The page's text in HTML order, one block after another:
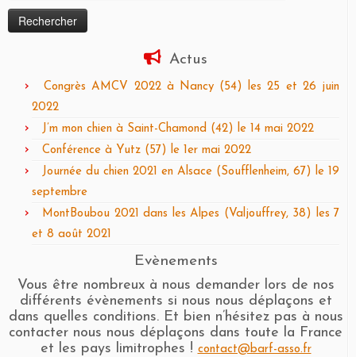
Actus
Congrès AMCV 2022 à Nancy (54) les 25 et 26 juin
2022
J’m mon chien à Saint-Chamond (42) le 14 mai 2022
Conférence à Yutz (57) le 1er mai 2022
Journée du chien 2021 en Alsace (Soufflenheim, 67) le 19
septembre
MontBoubou 2021 dans les Alpes (Valjouffrey, 38) les 7
et 8 août 2021
Evènements
Vous être nombreux à nous demander lors de nos
différents évènements si nous nous déplaçons et
dans quelles conditions. Et bien n’hésitez pas à nous
contacter nous nous déplaçons dans toute la France
et les pays limitrophes ! contact@barf-asso.fr